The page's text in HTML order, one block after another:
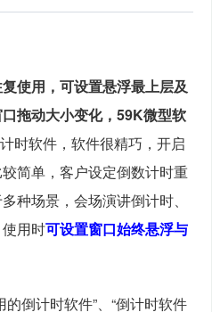
用，可设置悬浮最上层及
拖动大小变化，59K微型软
时软件，软件很精巧，开启
简单，客户设定倒数计时重
种场景，会场演讲倒计时、
用时可设置窗口始终悬浮与
倒计时软件”、“倒计时软件